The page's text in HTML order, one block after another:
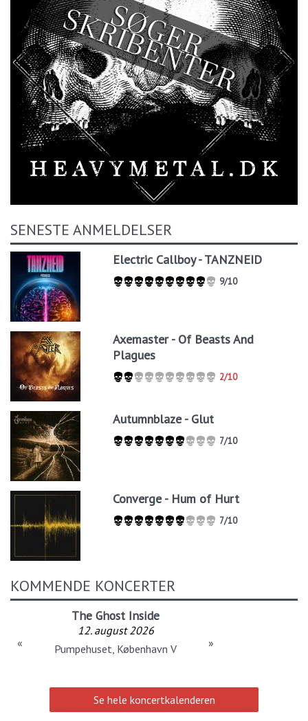
SENESTE ANMELDELSER
Electric Callboy - TANZNEID
9/10
Axemaster - Of Beasts And
Plagues
2/10
Autumnblaze - Glut
7/10
Converge - Hum of Hurt
7/10
KOMMENDE KONCERTER
The Ghost Inside
12. august 2026
Pumpehuset, København V
« »
Se hele koncertkalenderen